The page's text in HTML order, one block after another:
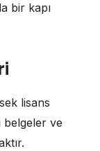
bir kapı
lisans
belgeler ve